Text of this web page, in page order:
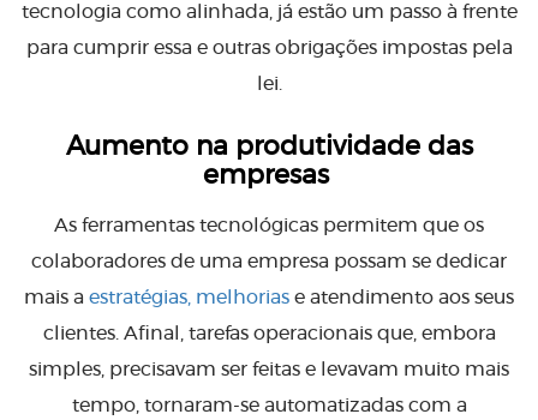
tecnologia como alinhada, já estão um passo à frente
para cumprir essa e outras obrigações impostas pela
lei.
Aumento na produtividade das
empresas
As ferramentas tecnológicas permitem que os
colaboradores de uma empresa possam se dedicar
mais a estratégias, melhorias e atendimento aos seus
clientes. Afinal, tarefas operacionais que, embora
simples, precisavam ser feitas e levavam muito mais
tempo, tornaram-se automatizadas com a